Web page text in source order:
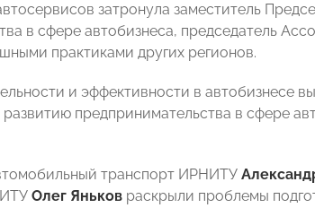
затронула заместитель
в сфере автобизнеса, председатель
практиками других регионов.
и эффективности в автобизнесе
предпринимательства в сфере
транспорт ИРНИТУ
Олег Яньков раскрыли проблемы